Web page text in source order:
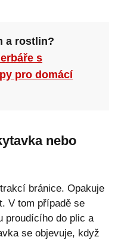
a rostlin?
s
pro domácí
nebo
bránice. Opakuje
V tom případě se
proudícího do plic a
se objevuje, když